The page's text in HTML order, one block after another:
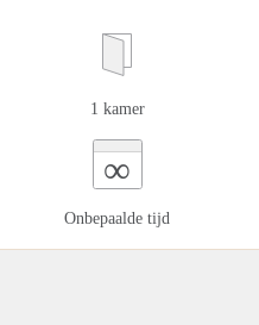
1 kamer
∞
Onbepaalde tijd